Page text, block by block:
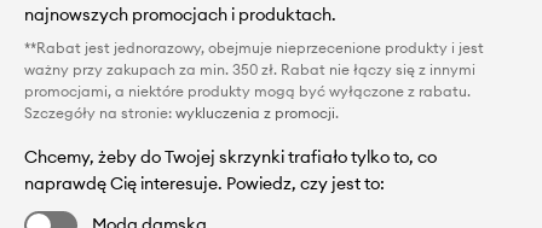
najnowszych promocjach i produktach.
**Rabat jest jednorazowy, obejmuje nieprzecenione produkty i jest
ważny przy zakupach za min. 350 zł. Rabat nie łączy się z innymi
promocjami, a niektóre produkty mogą być wyłączone z rabatu.
Szczegóły na stronie: wykluczenia z promocji.
Chcemy, żeby do Twojej skrzynki trafiało tylko to, co
naprawdę Cię interesuje. Powiedz, czy jest to: